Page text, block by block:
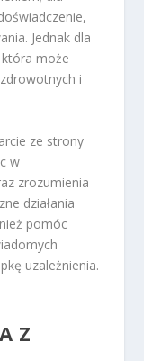
Jednak dla
może
i
ze strony
w
zrozumienia
działania
pomóc
uzależnienia.
Z